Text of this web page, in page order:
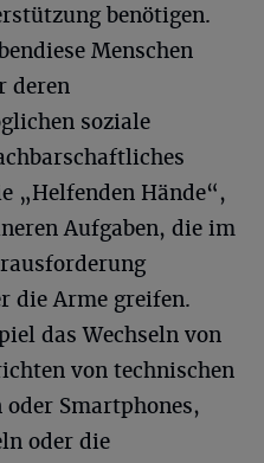
benötigen.
Menschen
deren
soziale
„Helfenden Hände“,
Aufgaben, die im
die Arme greifen.
das Wechseln von
von technischen
oder Smartphones,
oder die